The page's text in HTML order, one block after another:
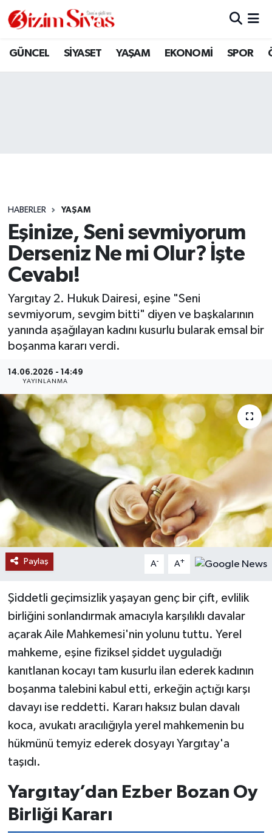
GÜNCEL SİYASET YAŞAM EKONOMİ SPOR
HABERLER YAŞAM
Eşinize, Seni sevmiyorum
Derseniz Ne mi Olur? İşte
Cevabı!
Yargıtay 2. Hukuk Dairesi, eşine "Seni
sevmiyorum, sevgim bitti" diyen ve başkalarının
yanında aşağılayan kadını kusurlu bularak emsal bir
boşanma kararı verdi.
14.06.2026 - 14:49
YAYINLANMA
Paylaş A- A+
Şiddetli geçimsizlik yaşayan genç bir çift, evlilik
birliğini sonlandırmak amacıyla karşılıklı davalar
açarak Aile Mahkemesi'nin yolunu tuttu. Yerel
mahkeme, eşine fiziksel şiddet uyguladığı
kanıtlanan kocayı tam kusurlu ilan ederek kadının
boşanma talebini kabul etti, erkeğin açtığı karşı
davayı ise reddetti. Kararı haksız bulan davalı
koca, avukatı aracılığıyla yerel mahkemenin bu
hükmünü temyiz ederek dosyayı Yargıtay'a
taşıdı.
Yargıtay’dan Ezber Bozan Oy
Birliği Kararı
ARAMIZDAN AYRILANLAR
GÜNCEL
KÜLTÜR
MAGAZİN
ÖZEL HABER
SAĞLIK
SİYASET
SOSYAL YARDIMLAR
SPONSORLU YAZI
SPOR
TEKNOLOJİ
YAŞAM
Sivas Nöbetçi Eczaneler
Son Dakika Haberleri
Haber Arşivi